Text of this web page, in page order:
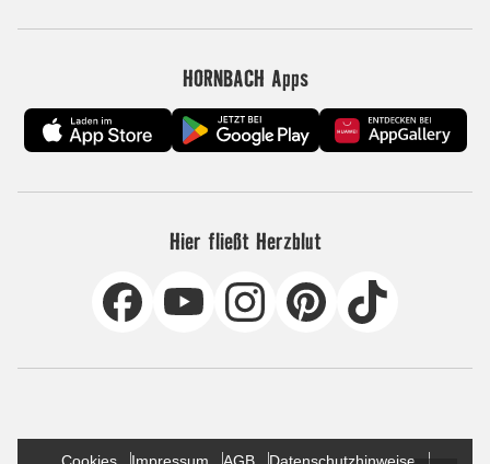
HORNBACH Apps
Hier fließt Herzblut